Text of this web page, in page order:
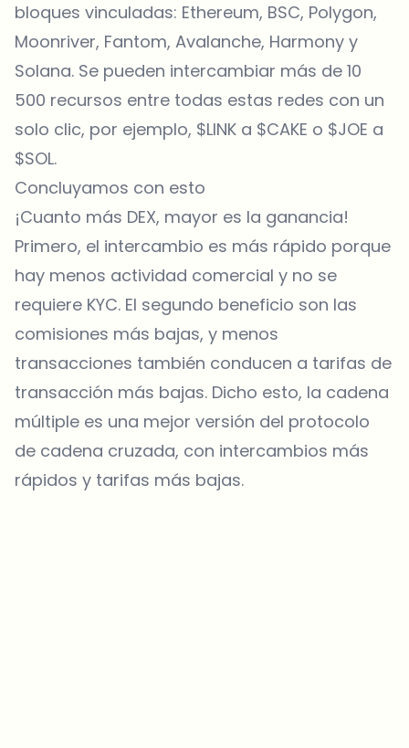
bloques vinculadas: Ethereum, BSC, Polygon,
Moonriver, Fantom, Avalanche, Harmony y
Solana. Se pueden intercambiar más de 10
500 recursos entre todas estas redes con un
solo clic, por ejemplo, $LINK a $CAKE o $JOE a
$SOL.
Concluyamos con esto
¡Cuanto más DEX, mayor es la ganancia!
Primero, el intercambio es más rápido porque
hay menos actividad comercial y no se
requiere KYC. El segundo beneficio son las
comisiones más bajas, y menos
transacciones también conducen a tarifas de
transacción más bajas. Dicho esto, la cadena
múltiple es una mejor versión del protocolo
de cadena cruzada, con intercambios más
rápidos y tarifas más bajas.